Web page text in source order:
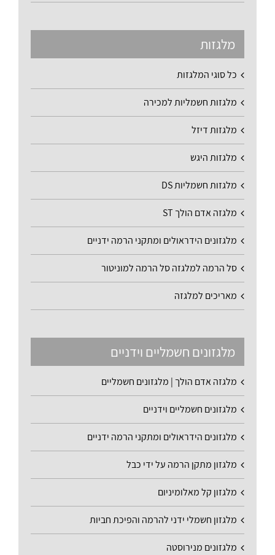
מלגזות
כל סוגי המלגזות
מלגזות חשמליות למכירה
מלגזות דיזל
מלגזות היגש
מלגזות חשמליות DS
מלגזה אדם הולך ST
מלגזונים הידראולים ומתקני הרמה ידניים
סל הרמה למלגזה סל הרמה למוניטור
מאריכים למלגזה
מלגזונים חשמליים וידניים
מלגזה אדם הולך | מלגזונים חשמליים
מלגזונים חשמליים וידניים
מלגזונים הידראולים ומתקני הרמה ידניים
מלגזון מתקן הרמה על ידי כבל
מלגזון קל מאלומיניום
מלגזון חשמלי ידני להרמה והפיכת חביות
מלגזונים מנירוסטה